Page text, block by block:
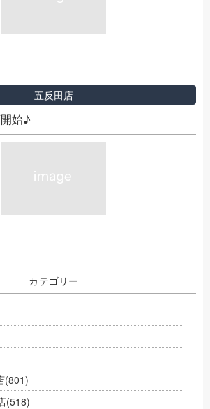
五反田店
始♪
カテゴリー
(801)
(518)